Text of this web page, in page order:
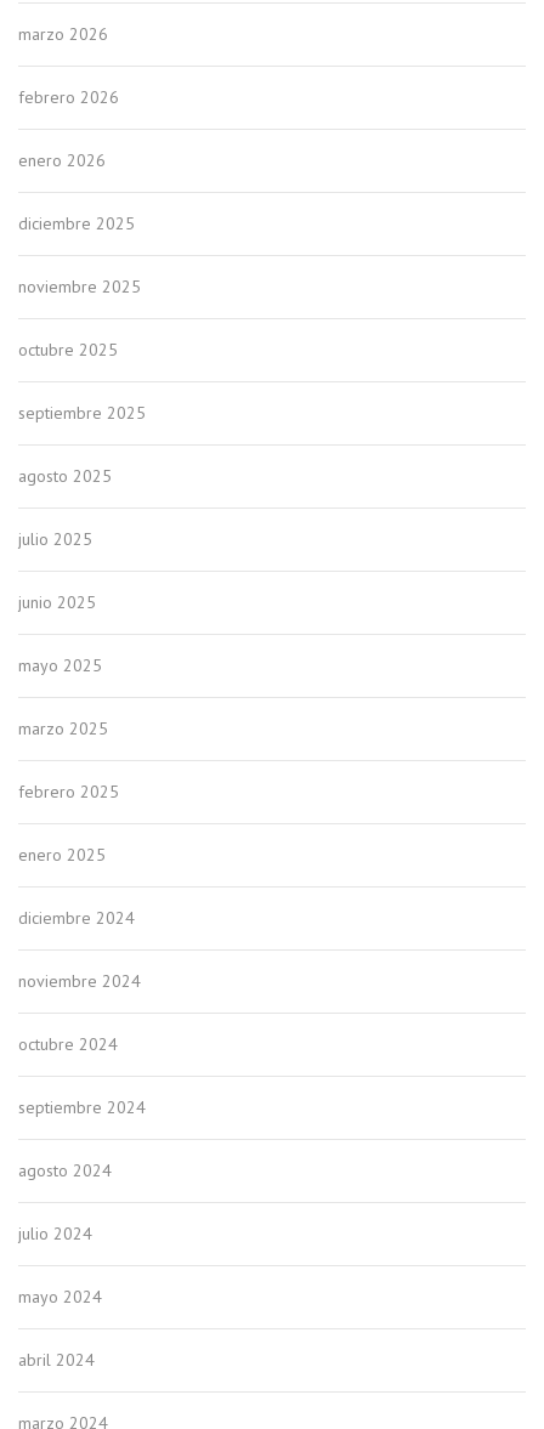
marzo 2026
febrero 2026
enero 2026
diciembre 2025
noviembre 2025
octubre 2025
septiembre 2025
agosto 2025
julio 2025
junio 2025
mayo 2025
marzo 2025
febrero 2025
enero 2025
diciembre 2024
noviembre 2024
octubre 2024
septiembre 2024
agosto 2024
julio 2024
mayo 2024
abril 2024
marzo 2024